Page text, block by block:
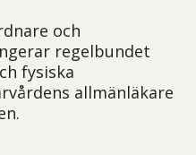
och
regelbundet
fysiska
allmänläkare